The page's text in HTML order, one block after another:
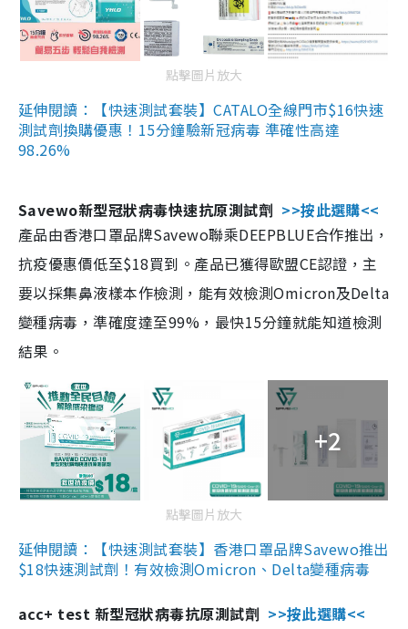
點擊圖片放大
延伸閱讀：【快速測試套裝】CATALO全線門市$16快速
測試劑換購優惠！15分鐘驗新冠病毒 準確性高達
98.26%
Savewo新型冠狀病毒快速抗原測試劑 >>按此選購<<
產品由香港口罩品牌Savewo聯乘DEEPBLUE合作推出，
抗疫優惠價低至$18買到。產品已獲得歐盟CE認證，主
要以採集鼻液樣本作檢測，能有效檢測Omicron及Delta
變種病毒，準確度達至99%，最快15分鐘就能知道檢測
結果。
+2
點擊圖片放大
延伸閱讀：【快速測試套裝】香港口罩品牌Savewo推出
$18快速測試劑！有效檢測Omicron、Delta變種病毒
acc+ test 新型冠狀病毒抗原測試劑 >>按此選購<<